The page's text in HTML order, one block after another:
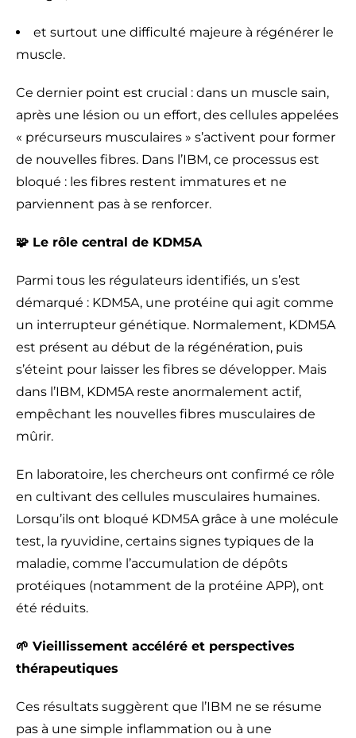
et surtout une difficulté majeure à régénérer le
muscle.
Ce dernier point est crucial : dans un muscle sain,
après une lésion ou un effort, des cellules appelées
« précurseurs musculaires » s’activent pour former
de nouvelles fibres. Dans l’IBM, ce processus est
bloqué : les fibres restent immatures et ne
parviennent pas à se renforcer.
🧩 Le rôle central de KDM5A
Parmi tous les régulateurs identifiés, un s’est
démarqué : KDM5A, une protéine qui agit comme
un interrupteur génétique. Normalement, KDM5A
est présent au début de la régénération, puis
s’éteint pour laisser les fibres se développer. Mais
dans l’IBM, KDM5A reste anormalement actif,
empêchant les nouvelles fibres musculaires de
mûrir.
En laboratoire, les chercheurs ont confirmé ce rôle
en cultivant des cellules musculaires humaines.
Lorsqu’ils ont bloqué KDM5A grâce à une molécule
test, la ryuvidine, certains signes typiques de la
maladie, comme l’accumulation de dépôts
protéiques (notamment de la protéine APP), ont
été réduits.
🌱 Vieillissement accéléré et perspectives
thérapeutiques
Ces résultats suggèrent que l’IBM ne se résume
pas à une simple inflammation ou à une